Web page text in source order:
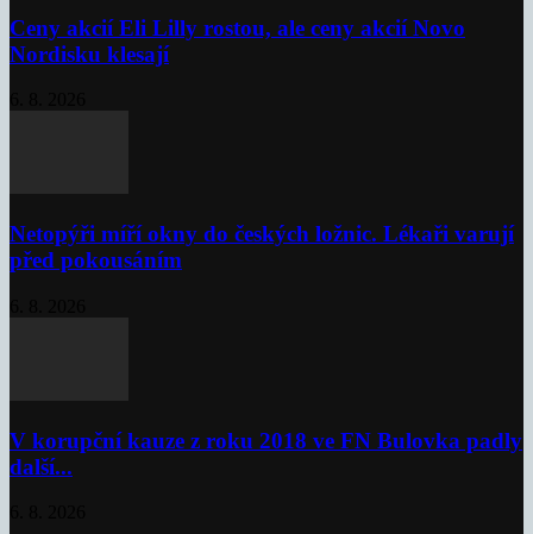
Ceny akcií Eli Lilly rostou, ale ceny akcií Novo
Nordisku klesají
Netopýři míří okny do českých ložnic. Lékaři varují
před pokousáním
V korupční kauze z roku 2018 ve FN Bulovka padly
další...